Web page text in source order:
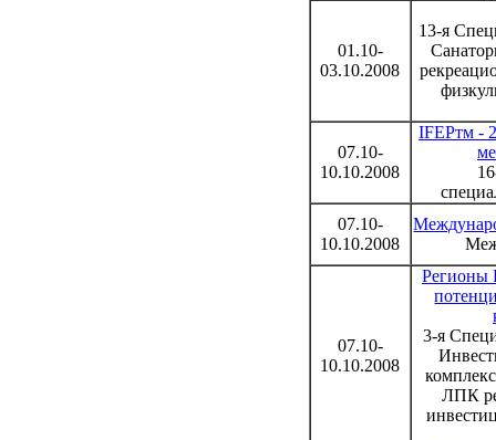
01.10-
03.10.2008
13-я
07.10-
10.10.2008
IFEPтм -
07.10-
10.10.2008
07.10-
10.10.2008
Регионы
3-я
ЛПК